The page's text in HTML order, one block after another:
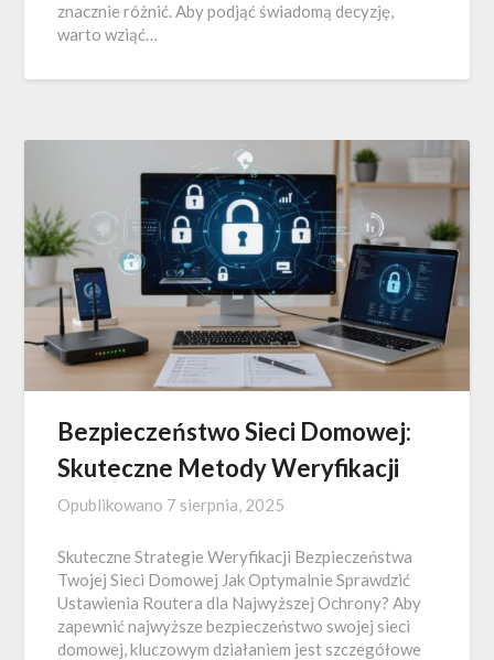
znacznie różnić. Aby podjąć świadomą decyzję,
warto wziąć…
Bezpieczeństwo Sieci Domowej:
Skuteczne Metody Weryfikacji
Opublikowano 7 sierpnia, 2025
Skuteczne Strategie Weryfikacji Bezpieczeństwa
Twojej Sieci Domowej Jak Optymalnie Sprawdzić
Ustawienia Routera dla Najwyższej Ochrony? Aby
zapewnić najwyższe bezpieczeństwo swojej sieci
domowej, kluczowym działaniem jest szczegółowe